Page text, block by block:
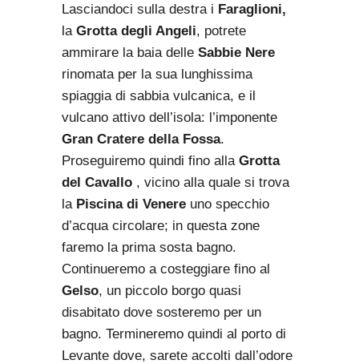
Lasciandoci sulla destra i Faraglioni,
la Grotta degli Angeli, potrete
ammirare la baia delleSabbie Nere
rinomata per la sua lunghissima
spiaggia di sabbia vulcanica, e il
vulcano attivo dell’isola: l’imponente
Gran Cratere della Fossa.
Proseguiremo quindi fino allaGrotta
del Cavallo , vicino alla quale si trova
la Piscina di Venere uno specchio
d’acqua circolare; in questa zone
faremo la prima sosta bagno.
Continueremo a costeggiare fino al
Gelso, un piccolo borgo quasi
disabitato dove sosteremo per un
bagno. Termineremo quindi al porto di
Levante dove, sarete accolti dall’odore